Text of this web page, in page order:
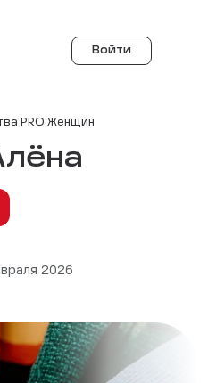
Войти
PRO Женщин
2026